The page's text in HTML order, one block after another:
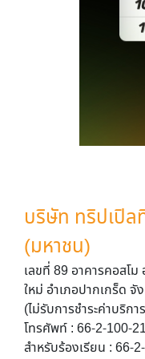
บริษัท ทริปเปิ
(มหาชน)
เลขที่ 89 อาคารคอสโ
ใหม่ อำเภอปากเกร็ด
(ไม่รับการชำระค่าบริกา
โทรศัพท์ : 66-2-100-
สำหรับร้องเรียน : 66-